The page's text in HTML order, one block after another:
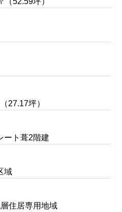
27.17坪）
ート葺2階建
域
住居専用地域